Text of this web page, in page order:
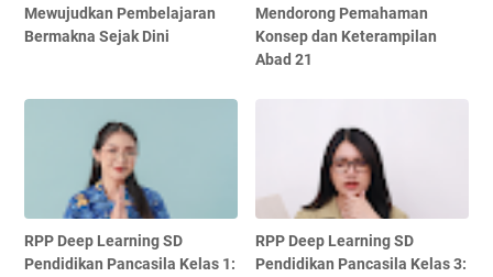
Mewujudkan Pembelajaran
Bermakna Sejak Dini
Mendorong Pemahaman
Konsep dan Keterampilan
Abad 21
RPP Deep Learning SD
Pendidikan Pancasila Kelas 1:
RPP Deep Learning SD
Pendidikan Pancasila Kelas 3: